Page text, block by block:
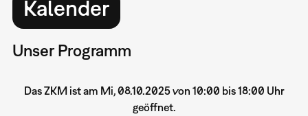
Kalender
Unser Programm
Das ZKM ist am Mi, 08.10.2025 von 10:00 bis 18:00 Uhr
geöffnet.